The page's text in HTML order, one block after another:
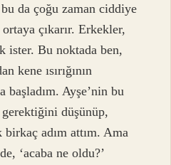
da çoğu zaman ciddiye
çıkarır. Erkekler,
ister. Bu noktada ben,
kene ısırığının
başladım. Ayşe’nin bu
düşünüp,
birkaç adım attım. Ama
‘acaba ne oldu?’